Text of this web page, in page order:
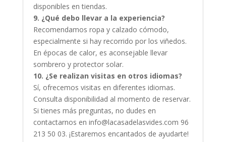
disponibles en tiendas.
9. ¿Qué debo llevar a la experiencia?
Recomendamos ropa y calzado cómodo,
especialmente si hay recorrido por los viñedos.
En épocas de calor, es aconsejable llevar
sombrero y protector solar.
10. ¿Se realizan visitas en otros idiomas?
Sí, ofrecemos visitas en diferentes idiomas.
Consulta disponibilidad al momento de reservar.
Si tienes más preguntas, no dudes en
contactarnos en info@lacasadelasvides.com 96
213 50 03. ¡Estaremos encantados de ayudarte!